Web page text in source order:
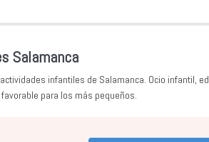
Salamanca
infantiles de Salamanca. Ocio infantil,
para los más pequeños.